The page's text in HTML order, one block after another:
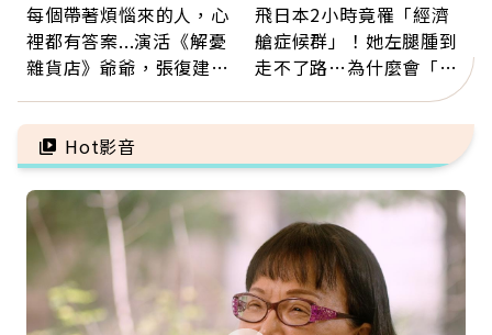
每個帶著煩惱來的人，心
裡都有答案...演活《解憂
雜貨店》爺爺，張復建：
善待自己
飛日本2小時竟罹「經濟
艙症候群」！她左腿腫到
走不了路…為什麼會「靜
脈血栓」？醫示警7種人
注意
Hot影音